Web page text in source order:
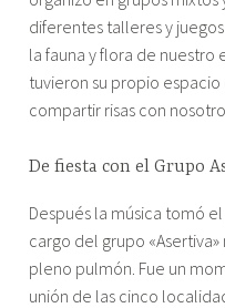
diferentes talleres y
la fauna y flora de nuestro
tuvieron su propio
compartir risas con
De fiesta con el Grupo
Después la música tomó
cargo del grupo
pleno pulmón. Fue un
unión de las cinco